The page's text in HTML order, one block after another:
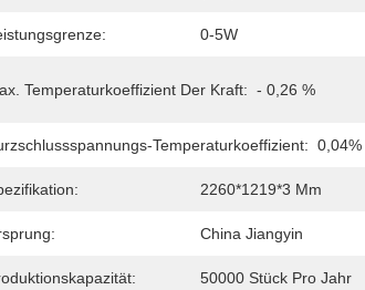
0-5W
Temperaturkoeffizient Der Kraft: - 0,26 %
Temperaturkoeffizient: 0,04%
2260*1219*3 Mm
China Jiangyin
50000 Stück Pro Jahr